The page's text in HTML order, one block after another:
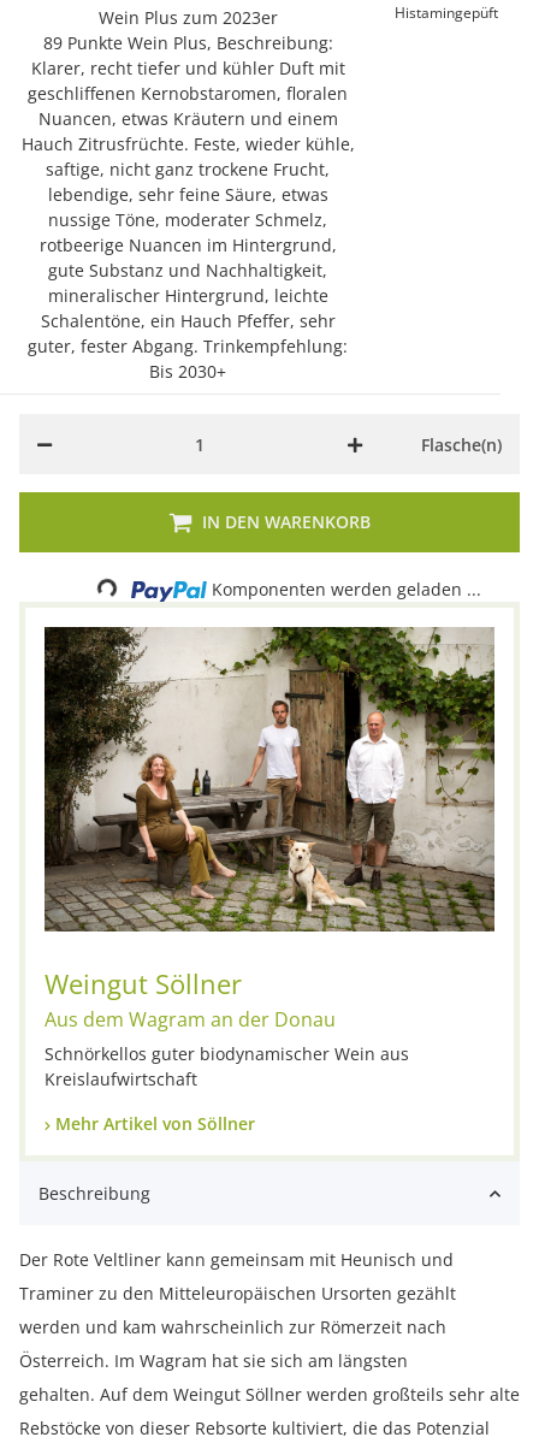
Wein Plus zum 2023er
89 Punkte Wein Plus, Beschreibung:
Klarer, recht tiefer und kühler Duft mit
geschliffenen Kernobstaromen, floralen
Nuancen, etwas Kräutern und einem
Hauch Zitrusfrüchte. Feste, wieder kühle,
saftige, nicht ganz trockene Frucht,
lebendige, sehr feine Säure, etwas
nussige Töne, moderater Schmelz,
rotbeerige Nuancen im Hintergrund,
gute Substanz und Nachhaltigkeit,
mineralischer Hintergrund, leichte
Schalentöne, ein Hauch Pfeffer, sehr
guter, fester Abgang. Trinkempfehlung:
Bis 2030+
Histamingepüft
Flasche(n)
IN DEN WARENKORB
Loading... Komponenten werden geladen ...
Weingut Söllner
Aus dem Wagram an der Donau
Schnörkellos guter biodynamischer Wein aus
Kreislaufwirtschaft
Mehr Artikel von Söllner
Beschreibung
Der Rote Veltliner kann gemeinsam mit Heunisch und
Traminer zu den Mitteleuropäischen Ursorten gezählt
werden und kam wahrscheinlich zur Römerzeit nach
Österreich. Im Wagram hat sie sich am längsten
gehalten. Auf dem Weingut Söllner werden großteils sehr alte
Rebstöcke von dieser Rebsorte kultiviert, die das Potenzial